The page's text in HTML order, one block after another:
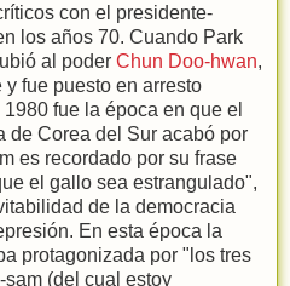
con el presidente-
los años 70. Cuando Park
al poder Chun Doo-hwan,
fue puesto en arresto
fue la época en que el
de Corea del Sur acabó por
es recordado por su frase
el gallo sea estrangulado",
de la democracia
En esta época la
protagonizada por "los tres
sam (del cual estoy